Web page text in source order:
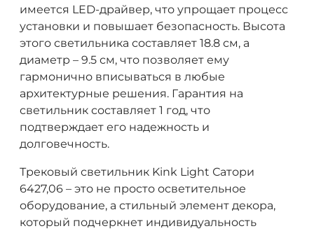
имеется LED-драйвер, что упрощает процесс
установки и повышает безопасность. Высота
этого светильника составляет 18.8 см, а
диаметр – 9.5 см, что позволяет ему
гармонично вписываться в любые
архитектурные решения. Гарантия на
светильник составляет 1 год, что
подтверждает его надежность и
долговечность.
Трековый светильник Kink Light Сатори
6427,06 – это не просто осветительное
оборудование, а стильный элемент декора,
который подчеркнет индивидуальность